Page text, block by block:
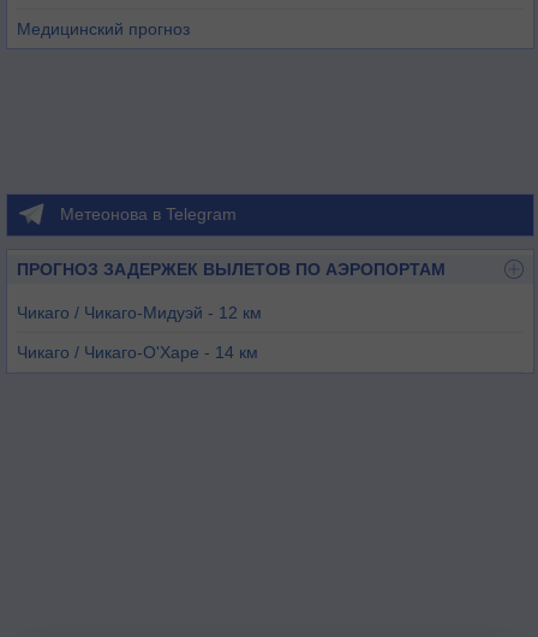
Медицинский прогноз
Метеонова в Telegram
ПРОГНОЗ ЗАДЕРЖЕК ВЫЛЕТОВ ПО АЭРОПОРТАМ
Чикаго / Чикаго-Мидуэй - 12 км
Чикаго / Чикаго-О'Харе - 14 км